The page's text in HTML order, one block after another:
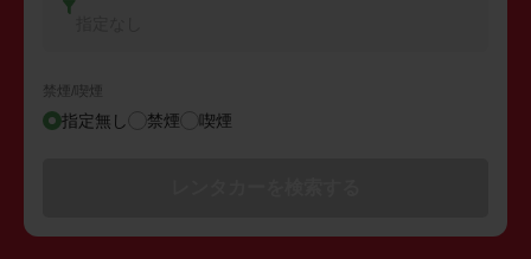
禁煙/喫煙
指定無し 禁煙 喫煙